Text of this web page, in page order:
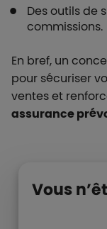
Des outils de
commissions.
En bref, un
pour sécuriser
ventes et
assurance
Vous